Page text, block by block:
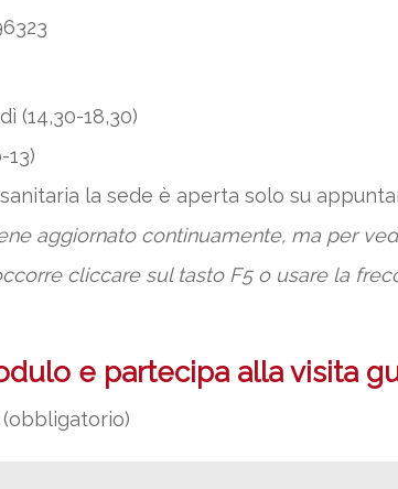
(14,30-18,30)
13)
la sede è aperta solo su
aggiornato continuamente, ma per
cliccare sul tasto F5 o usare la
e partecipa alla visita